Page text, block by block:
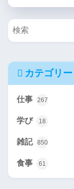
カテゴリー
仕事 267
学び 18
雑記 850
食事 61